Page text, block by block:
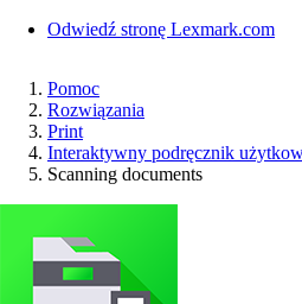
Odwiedź stronę Lexmark.com
Pomoc
Rozwiązania
Print
Interaktywny podręcznik
Scanning documents